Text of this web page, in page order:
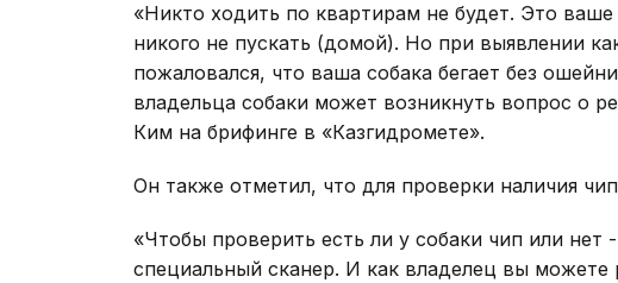
«Никто ходить по квартирам не будет. Это
никого не пускать (домой). Но при выявлении
пожаловался, что ваша собака бегает без
владельца собаки может возникнуть вопрос о
Ким на брифинге в «Казгидромете».
Он также отметил, что для проверки наличия
«Чтобы проверить есть ли у собаки чип или
специальный сканер. И как владелец вы можете